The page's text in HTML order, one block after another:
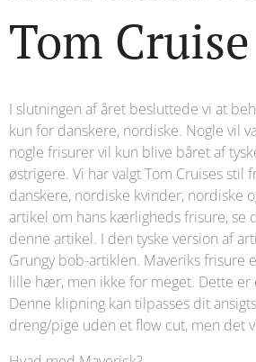
Tom Cruise
I slutningen af ​​året besluttede vi at
kun for danskere, nordiske. Nogle vil
nogle frisurer vil kun blive båret af
østrigere. Vi har valgt Tom Cruises stil
danskere, nordiske kvinder, nordiske
artikel om hans kærligheds frisure, se
denne artikel. I den tyske version af
Grungy bob-artiklen. Maveriks frisure
lille hær, men ikke for meget. Dette er
Denne klipning kan tilpasses dit
dreng/pige uden et flow cut, men det